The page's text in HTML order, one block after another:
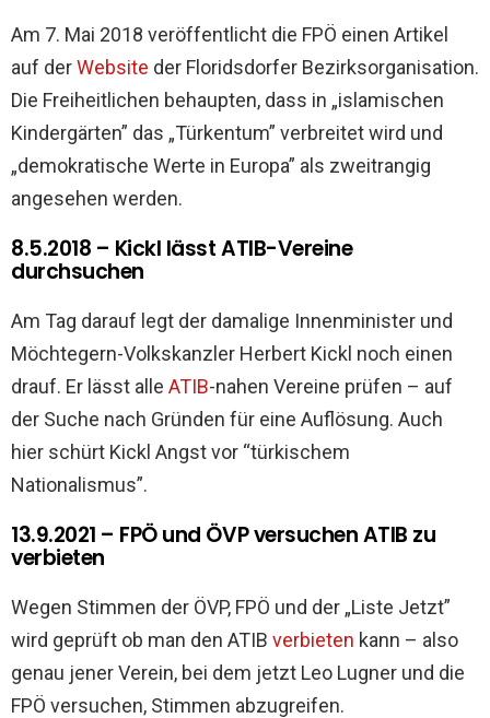
Am 7. Mai 2018 veröffentlicht die FPÖ einen Artikel
auf derWebsite der Floridsdorfer Bezirksorganisation.
Die Freiheitlichen behaupten, dass in „islamischen
Kindergärten” das „Türkentum” verbreitet wird und
„demokratische Werte in Europa” als zweitrangig
angesehen werden.
8.5.2018 – Kickl lässt ATIB-Vereine
durchsuchen
Am Tag darauf legt der damalige Innenminister und
Möchtegern-Volkskanzler Herbert Kickl noch einen
drauf. Er lässt alle ATIB-nahen Vereine prüfen – auf
der Suche nach Gründen für eine Auflösung. Auch
hier schürt Kickl Angst vor “türkischem
Nationalismus”.
13.9.2021 – FPÖ und ÖVP versuchen ATIB zu
verbieten
Wegen Stimmen der ÖVP, FPÖ und der „Liste Jetzt”
wird geprüft ob man den ATIB verbieten kann – also
genau jener Verein, bei dem jetzt Leo Lugner und die
FPÖ versuchen, Stimmen abzugreifen.